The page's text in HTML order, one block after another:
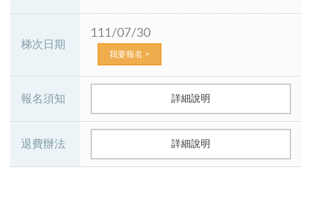
梯次日期
111/07/30
我要報名 >
報名須知 詳細說明
退費辦法 詳細說明